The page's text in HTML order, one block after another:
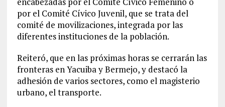
por el Comité Cívico Juvenil, que se trata del
comité de movilizaciones, integrada por las
diferentes instituciones de la población.
Reiteró, que en las próximas horas se cerrarán las
fronteras en Yacuiba y Bermejo, y destacó la
adhesión de varios sectores, como el magisterio
urbano, el transporte.